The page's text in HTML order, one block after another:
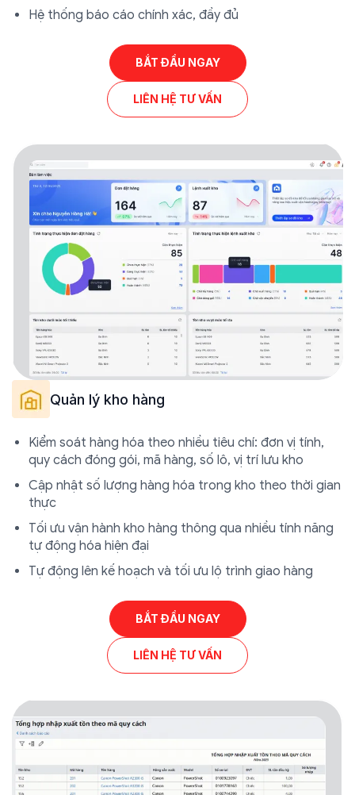
Hệ thống báo cáo chính xác, đầy đủ
BẮT ĐẦU NGAY
LIÊN HỆ TƯ VẤN
Quản lý kho hàng
Kiểm soát hàng hóa theo nhiều tiêu chí: đơn vị tính,
quy cách đóng gói, mã hàng, số lô, vị trí lưu kho
Cập nhật số lượng hàng hóa trong kho theo thời gian
thực
Tối ưu vận hành kho hàng thông qua nhiều tính năng
tự động hóa hiện đại
Tự động lên kế hoạch và tối ưu lộ trình giao hàng
BẮT ĐẦU NGAY
LIÊN HỆ TƯ VẤN